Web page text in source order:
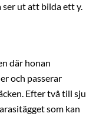
ser ut att bilda ett y.
där honan
och passerar
Efter två till sju
som kan